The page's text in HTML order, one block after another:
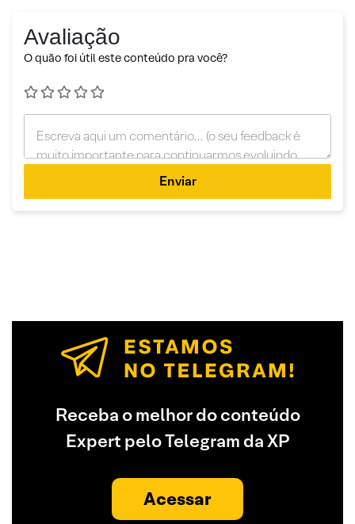
Avaliação
O quão foi útil este conteúdo pra você?
Enviar
Receba o melhor do conteúdo
Expert pelo Telegram da XP
Acessar